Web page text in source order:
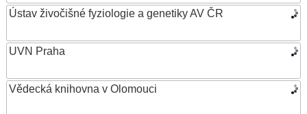
Ústav živočišné fyziologie a genetiky AV ČR
UVN Praha
Vědecká knihovna v Olomouci